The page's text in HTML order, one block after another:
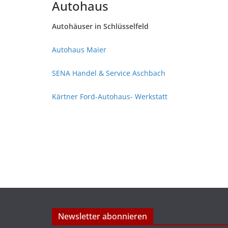
Autohaus
Autohäuser in Schlüsselfeld
Autohaus Maier
SENA Handel & Service Aschbach
Kärtner Ford-Autohaus- Werkstatt
Newsletter abonnieren